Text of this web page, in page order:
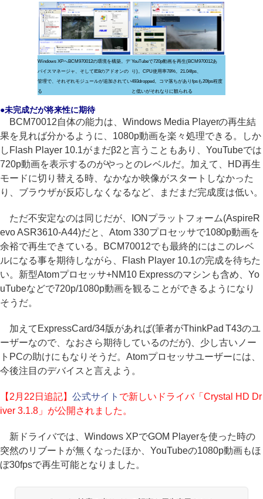
Windows XPへBCM970012の環境を構築。デ
バイスマネージャ、そしてIE8のアドオンの
管理で、それぞれモジュールが追加されてい
る
YouTubeで720p動画を再生(BCM970012あ
り)。CPU使用率78%。21.04fps、
493dropped。コマ落ちがありfpsも20fps程度
と低いがそれなりに観られる
●未完成だが将来性に期待
BCM70012自体の能力は、Windows Media Playerの再生結
果を見れば分かるように、1080p動画を楽々処理できる。しか
しFlash Player 10.1がまだβ2と言うこともあり、YouTubeでは
720p動画を表示するのがやっとのレベルだ。加えて、HD再生
モードに切り替える時、なかなか映像がスタートしなかった
り、ブラウザが反応しなくなるなど、まだまだ完成度は低い。
ただ不安定なのは同じだが、IONプラットフォーム(AspireR
evo ASR3610-A44)だと、Atom 330プロセッサで1080p動画を
余裕で再生できている。BCM70012でも最終的にはこのレベ
ルになる事を期待しながら、Flash Player 10.1の完成を待ちた
い。新型Atomプロセッサ+NM10 Expressのマシンも含め、Yo
uTubeなどで720p/1080p動画を観ることができるようになり
そうだ。
加えてExpressCard/34版があれば(筆者がThinkPad T43のユ
ーザーなので、なおさら期待しているのだが)、少し古いノー
トPCの助けにもなりそうだ。Atomプロセッサユーザーには、
今後注目のデバイスと言えよう。
【2月22日追記】 公式サイト で新しいドライバ「Crystal HD Dr
iver 3.1.8」が公開されました。
新ドライバでは、Windows XPでGOM Playerを使った時の
突然のリブートが無くなったほか、YouTubeの1080p動画もほ
ぼ30fpsで再生可能となりました。